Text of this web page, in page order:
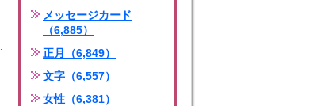
メッセージカード
（6,885）
正月（6,849）
文字（6,557）
女性（6,381）